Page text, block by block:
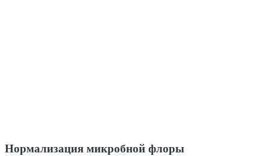
Нормализация микробной флоры